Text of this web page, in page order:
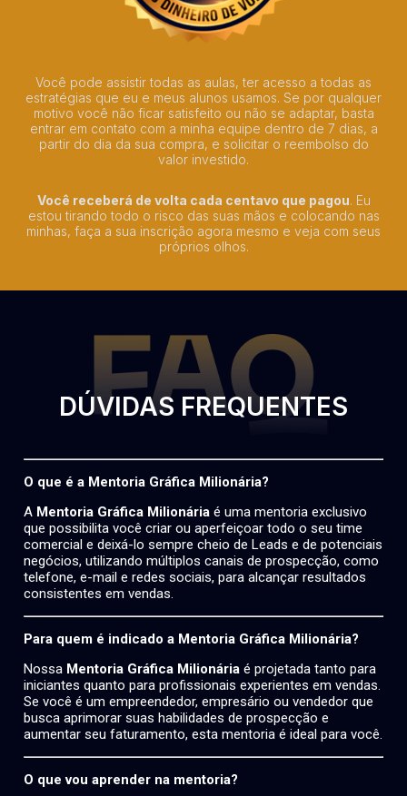
Você pode assistir todas as aulas, ter acesso a todas as
estratégias que eu e meus alunos usamos. Se por qualquer
motivo você não ficar satisfeito ou não se adaptar, basta
entrar em contato com a minha equipe dentro de 7 dias, a
partir do dia da sua compra, e solicitar o reembolso do
valor investido.
Você receberá de volta cada centavo que pagou. Eu
estou tirando todo o risco das suas mãos e colocando nas
minhas, faça a sua inscrição agora mesmo e veja com seus
próprios olhos.
DÚVIDAS FREQUENTES
O que é a Mentoria Gráfica Milionária?
A Mentoria Gráfica Milionária é uma mentoria exclusivo
que possibilita você criar ou aperfeiçoar todo o seu time
comercial e deixá-lo sempre cheio de Leads e de potenciais
negócios, utilizando múltiplos canais de prospecção, como
telefone, e-mail e redes sociais, para alcançar resultados
consistentes em vendas.
Para quem é indicado a Mentoria Gráfica Milionária?
Nossa Mentoria Gráfica Milionária é projetada tanto para
iniciantes quanto para profissionais experientes em vendas.
Se você é um empreendedor, empresário ou vendedor que
busca aprimorar suas habilidades de prospecção e
aumentar seu faturamento, esta mentoria é ideal para você.
O que vou aprender na mentoria?